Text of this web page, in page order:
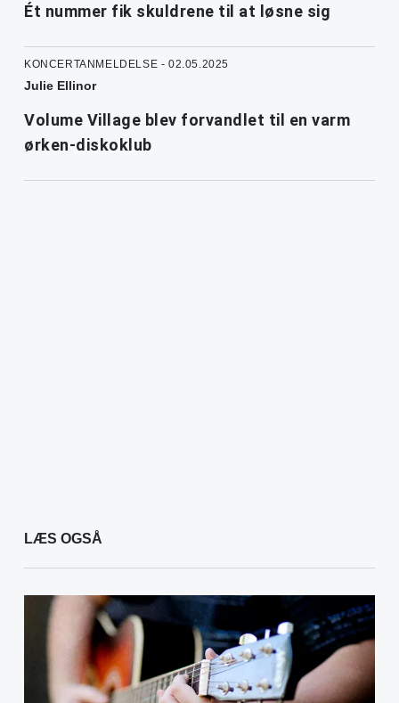
Ét nummer fik skuldrene til at løsne sig
KONCERTANMELDELSE - 02.05.2025
Julie Ellinor
Volume Village blev forvandlet til en varm
ørken-diskoklub
LÆS OGSÅ